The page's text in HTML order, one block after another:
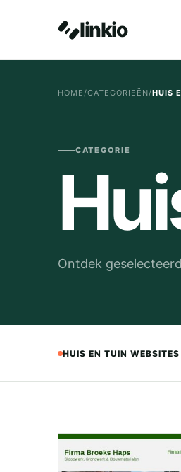
linkio
HOME/CATEGORIEËN/HUIS
CATEGORIE
Ontdek
HUIS EN TUIN WEBSITES